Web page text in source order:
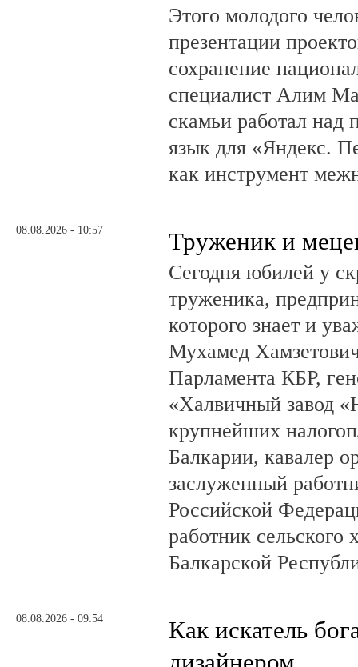
Этого молодого
презентации
сохранение
специалист Алим
скамьи работал над
язык для «Яндекс.
как инструмент
08.08.2026 - 10:57 Труженик и
Сегодня юбилей у
труженика,
которого знает и
Мухамед
Парламента КБР,
«Халвичный завод
крупнейших
Балкарии, кавалер
заслуженный
Российской
работник сельского
Балкарской
08.08.2026 - 09:54
Как искатель